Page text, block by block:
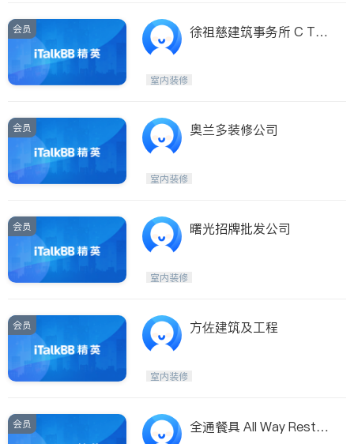
会员
徐祖慈建筑事务所 C T H
室内装修
会员 奥兰多装修公司
室内装修
会员 曙光招牌批发公司
室内装修
会员 方佐建筑及工程
室内装修
会员
全通餐具 All Way Restau